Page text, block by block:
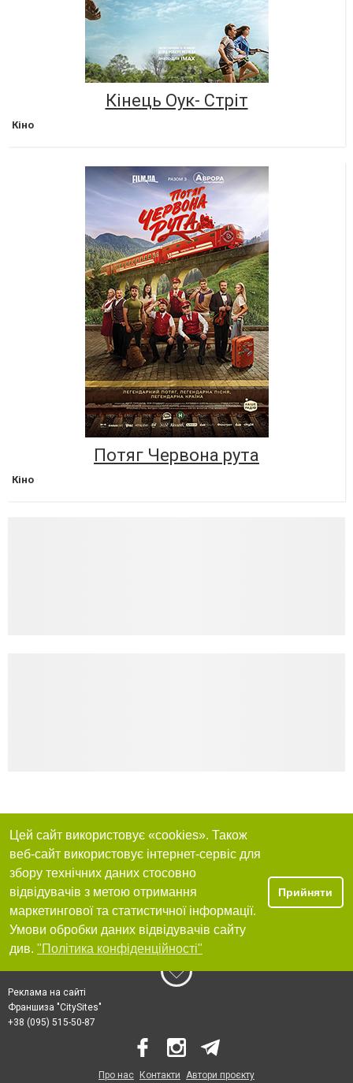
Кінець Оук- Стріт
Кіно
Потяг Червона рута
Кіно
Цей сайт використовує «cookies». Також
веб-сайт використовує інтернет-сервіс для
збору технічних даних стосовно
відвідувачів з метою отримання
маркетингової та статистичної інформації.
Умови обробки даних відвідувачів сайту
див. "Політика конфіденційності"
Прийняти
Реклама на сайті
Франшиза "CitySites"
+38 (095) 515-50-87
Про нас Контакти Автори проєкту